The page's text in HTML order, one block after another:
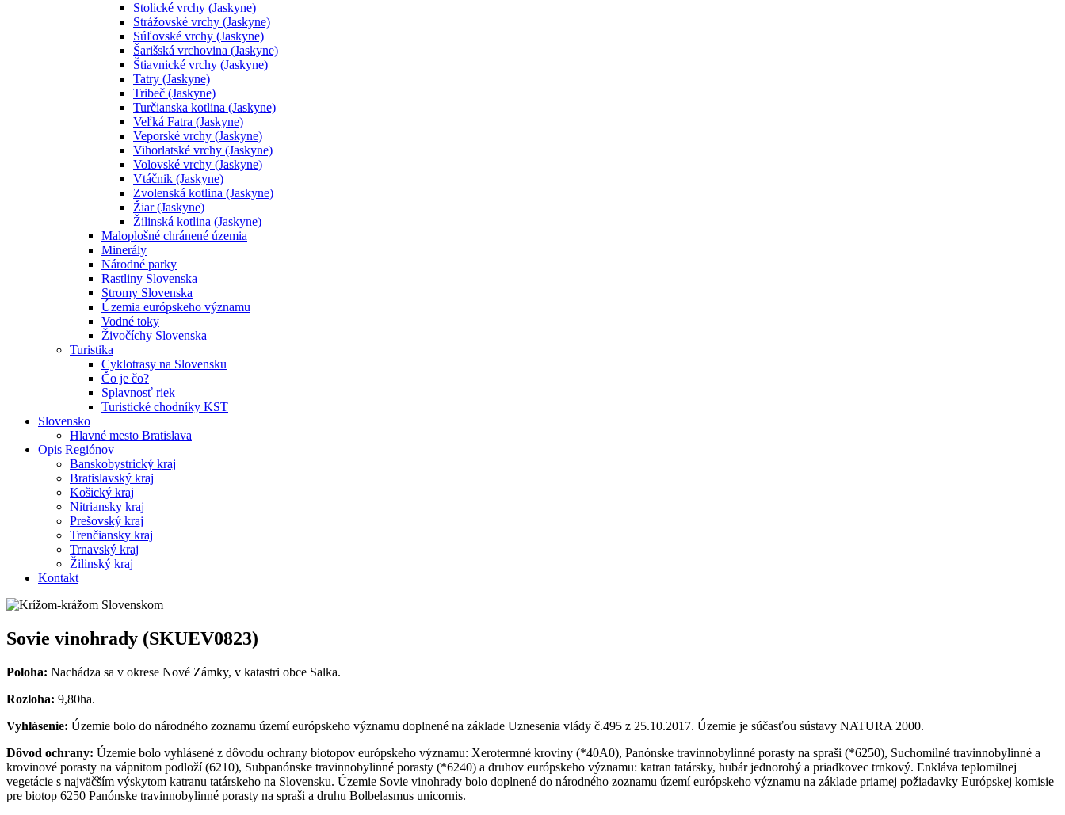
Stolické vrchy (Jaskyne)
Strážovské vrchy (Jaskyne)
Súľovské vrchy (Jaskyne)
Šarišská vrchovina (Jaskyne)
Štiavnické vrchy (Jaskyne)
Tatry (Jaskyne)
Tribeč (Jaskyne)
Turčianska kotlina (Jaskyne)
Veľká Fatra (Jaskyne)
Veporské vrchy (Jaskyne)
Vihorlatské vrchy (Jaskyne)
Volovské vrchy (Jaskyne)
Vtáčnik (Jaskyne)
Zvolenská kotlina (Jaskyne)
Žiar (Jaskyne)
Žilinská kotlina (Jaskyne)
Maloplošné chránené územia
Minerály
Národné parky
Rastliny Slovenska
Stromy Slovenska
Územia európskeho významu
Vodné toky
Živočíchy Slovenska
Turistika
Cyklotrasy na Slovensku
Čo je čo?
Splavnosť riek
Turistické chodníky KST
Slovensko
Hlavné mesto Bratislava
Opis Regiónov
Banskobystrický kraj
Bratislavský kraj
Košický kraj
Nitriansky kraj
Prešovský kraj
Trenčiansky kraj
Trnavský kraj
Žilinský kraj
Kontakt
Sovie vinohrady (SKUEV0823)
Poloha: Nachádza sa v okrese Nové Zámky, v katastri obce Salka.
Rozloha: 9,80ha.
Vyhlásenie: Územie bolo do národného zoznamu území európskeho významu doplnené na základe Uznesenia vlády č.495 z 25.10.2017. Územie je súčasťou sústavy NATURA 2000.
Dôvod ochrany: Územie bolo vyhlásené z dôvodu ochrany biotopov európskeho významu: Xerotermné kroviny (*40A0), Panónske travinnobylinné porasty na spraši (*6250), Suchomilné travinnobylinné a
krovinové porasty na vápnitom podloží (6210), Subpanónske travinnobylinné porasty (*6240) a druhov európskeho významu: katran tatársky, hubár jednorohý a priadkovec trnkový. Enkláva teplomilnej
vegetácie s najväčším výskytom katranu tatárskeho na Slovensku. Územie Sovie vinohrady bolo doplnené do národného zoznamu území európskeho významu na základe priamej požiadavky Európskej komisie
pre biotop 6250 Panónske travinnobylinné porasty na spraši a druhu Bolbelasmus unicornis.